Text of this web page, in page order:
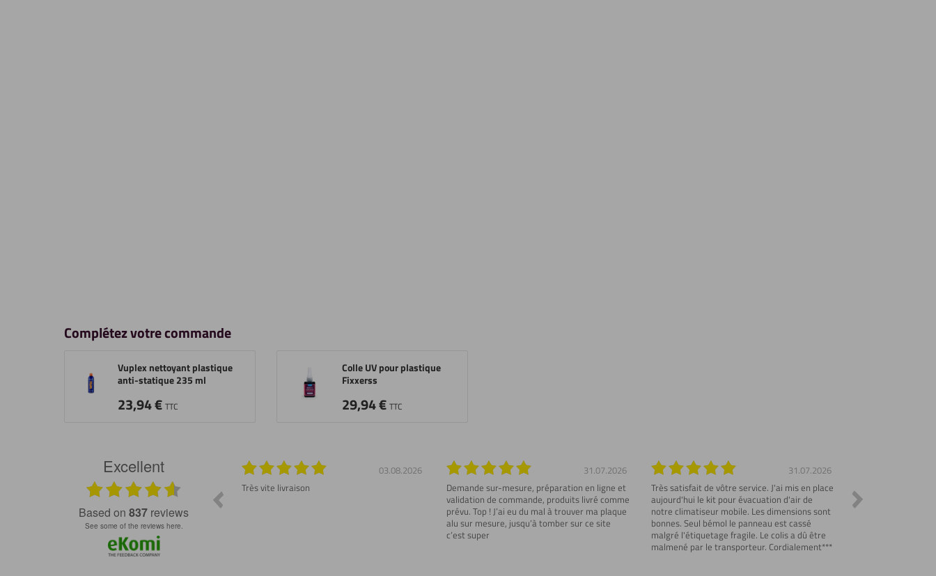
Complétez votre commande
Vuplex nettoyant plastique
anti-statique 235 ml
23,94€ TTC
Colle UV pour plastique
Fixxerss
29,94€ TTC
Excellent
based on 837 reviews
see some of the reviews here.
Produit conforme et délai rapide ! Dommage
de ne pas avoir trouvé ce site plus tôt 😇
03.08.2026
Très vite livraison
31.07.2026
Demande sur-mesure, préparation en ligne et
validation de commande, produits livré comme
prévu. Top ! J’ai eu du mal à trouver ma plaque
alu sur mesure, jusqu’à tomber sur ce site
c’est super
31.07.2026
Très satisfait de vôtre service. J'ai mis en place
aujourd'hui le kit pour évacuation d'air de
notre climatiseur mobile. Les dimensions sont
bonnes. Seul bémol le panneau est cassé
malgré l'étiquetage fragile. Le colis a dû être
malmené par le transporteur. Cordialement***
Emballage de